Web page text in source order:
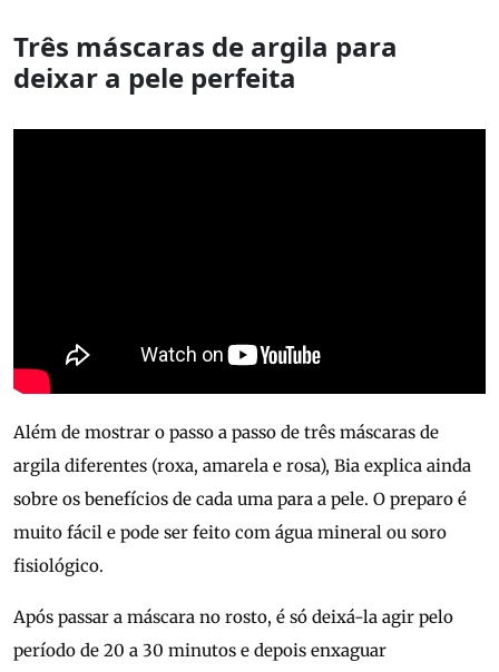
Três máscaras de argila para
deixar a pele perfeita
Além de mostrar o passo a passo de três máscaras de
argila diferentes (roxa, amarela e rosa), Bia explica ainda
sobre os benefícios de cada uma para a pele. O preparo é
muito fácil e pode ser feito com água mineral ou soro
fisiológico.
Após passar a máscara no rosto, é só deixá-la agir pelo
período de 20 a 30 minutos e depois enxaguar